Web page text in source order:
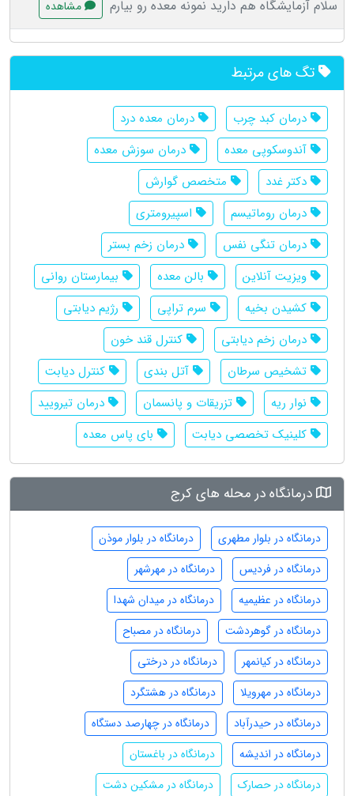
سلام آزمایشگاه هم دارید نمونه معده رو بیارم مشاهده
تگ های مرتبط
درمان کبد چرب
درمان معده درد
آندوسکوپی معده
درمان سوزش معده
دکتر غدد
متخصص گوارش
درمان روماتیسم
اسپیرومتری
درمان تنگی نفس
درمان زخم بستر
ویزیت آنلاین
بالن معده
بیمارستان روانی
کشیدن بخیه
سرم تراپی
رژیم دیابتی
درمان زخم دیابتی
کنترل قند خون
تشخیص سرطان
آتل بندی
کنترل دیابت
نوار ریه
تزریقات و پانسمان
درمان تیرویید
کلینیک تخصصی دیابت
بای پاس معده
درمانگاه در محله های کرج
درمانگاه در بلوار مطهری
درمانگاه در بلوار موذن
درمانگاه در فردیس
درمانگاه در مهرشهر
درمانگاه در عظیمیه
درمانگاه در میدان شهدا
درمانگاه در گوهردشت
درمانگاه در مصباح
درمانگاه در کیانمهر
درمانگاه در درختی
درمانگاه در مهرویلا
درمانگاه در هشتگرد
درمانگاه در حیدرآباد
درمانگاه در چهارصد دستگاه
درمانگاه در اندیشه
درمانگاه در باغستان
درمانگاه در حصارک
درمانگاه در مشکین دشت